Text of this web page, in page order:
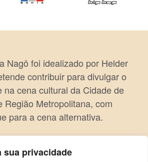
sua privacidade
Nagô foi idealizado por Helder
contribuir para divulgar o
na cena cultural da Cidade de
Região Metropolitana, com
para a cena alternativa.